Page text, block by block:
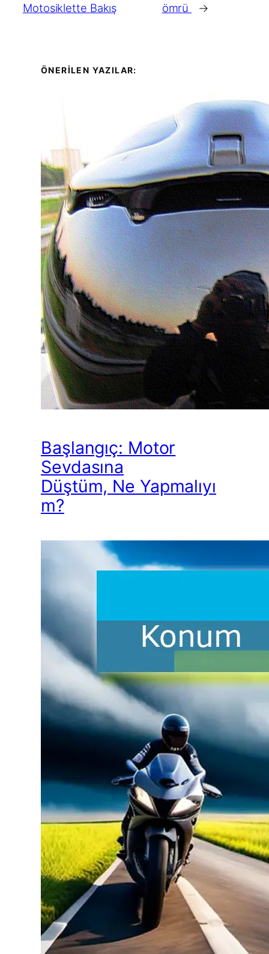
Motosiklette Bakış ömrü →
ÖNERİLEN YAZILAR:
Başlangıç: Motor
Sevdasına
Düştüm, Ne Yapmalıyı
m?